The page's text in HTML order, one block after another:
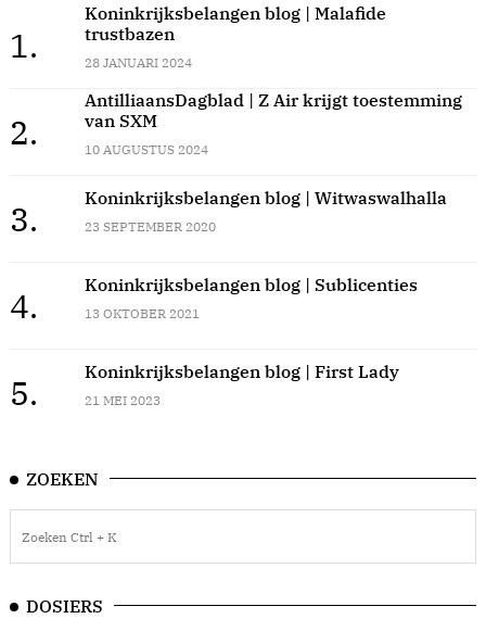
1.
Koninkrijksbelangen blog | Malafide
trustbazen
28 JANUARI 2024
2.
AntilliaansDagblad | Z Air krijgt toestemming
van SXM
10 AUGUSTUS 2024
3.
Koninkrijksbelangen blog | Witwaswalhalla
23 SEPTEMBER 2020
4.
Koninkrijksbelangen blog | Sublicenties
13 OKTOBER 2021
5.
Koninkrijksbelangen blog | First Lady
21 MEI 2023
ZOEKEN
DOSIERS